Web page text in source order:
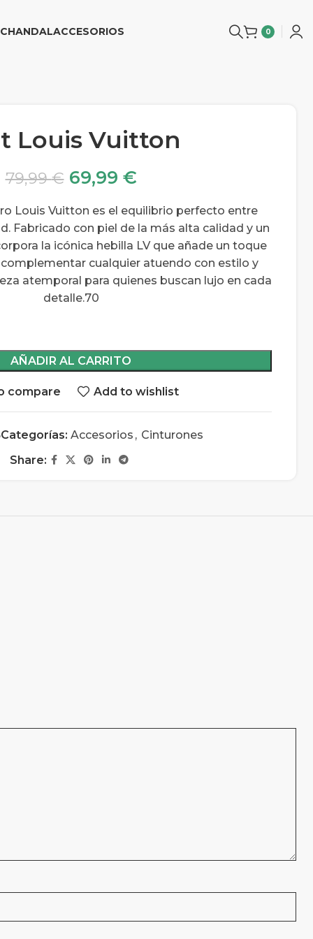
CHANDALACCESORIOS 0
Louis Vuitton
79,99€ 69,99 €
Louis Vuitton es el equilibrio perfecto entre
Fabricado con piel de la más alta calidad y un
la icónica hebilla LV que añade un toque
cualquier atuendo con estilo y
atemporal para quienes buscan lujo en cada
detalle.70
AÑADIR AL CARRITO
compare Add to wishlist
Categorías: Accesorios , Cinturones
Share: